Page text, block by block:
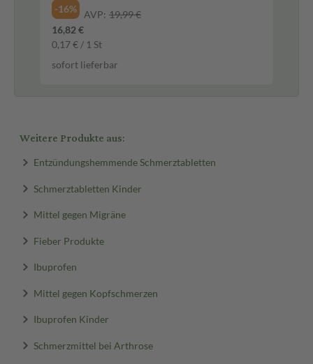
-16% AVP: 19,99 €
16,82 €
0,17 € / 1 St
sofort lieferbar
Weitere Produkte aus:
Entzündungshemmende Schmerztabletten
Schmerztabletten Kinder
Mittel gegen Migräne
Fieber Produkte
Ibuprofen
Mittel gegen Kopfschmerzen
Ibuprofen Kinder
Schmerzmittel bei Arthrose